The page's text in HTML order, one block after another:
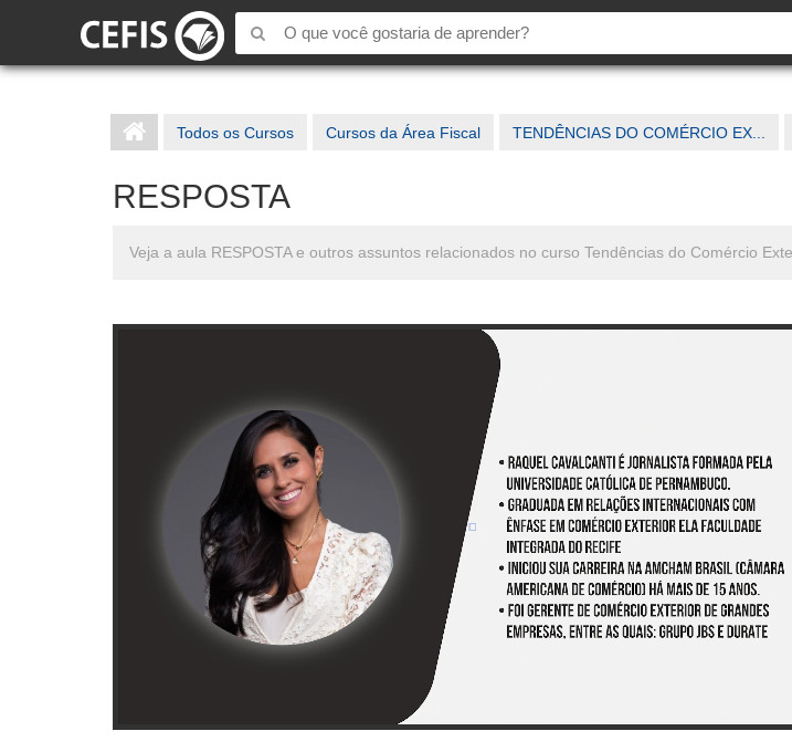
Todos os Cursos Cursos da Área Fiscal TENDÊNCIAS DO COMÉRCIO EX...
RESPOSTA
Veja a aula RESPOSTA e outros assuntos relacionados no curso Tendências do Comércio